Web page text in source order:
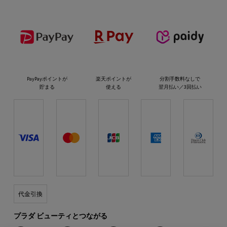
PayPayポイントが
貯まる
楽天ポイントが
使える
分割手数料なしで
翌月払い／3回払い
代金引換
プラダ ビューティとつながる